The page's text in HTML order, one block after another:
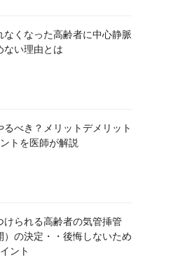
なくなった高齢者に中心静脈
ない理由とは
るべき？メリットデメリット
トを医師が解説
けられる高齢者の気管挿管
）の決定・・後悔しないため
ント